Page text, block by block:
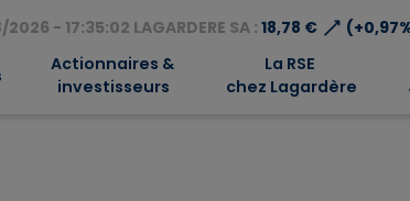
- 17:35:02 LAGARDERE SA : 18,78 €⟶
Actionnaires &
investisseurs
La RSE
chez Lagardère